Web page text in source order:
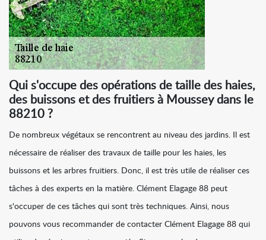
Qui s'occupe des opérations de taille des haies,
des buissons et des fruitiers à Moussey dans le
88210 ?
De nombreux végétaux se rencontrent au niveau des jardins. Il est
nécessaire de réaliser des travaux de taille pour les haies, les
buissons et les arbres fruitiers. Donc, il est très utile de réaliser ces
tâches à des experts en la matière. Clément Elagage 88 peut
s'occuper de ces tâches qui sont très techniques. Ainsi, nous
pouvons vous recommander de contacter Clément Elagage 88 qui